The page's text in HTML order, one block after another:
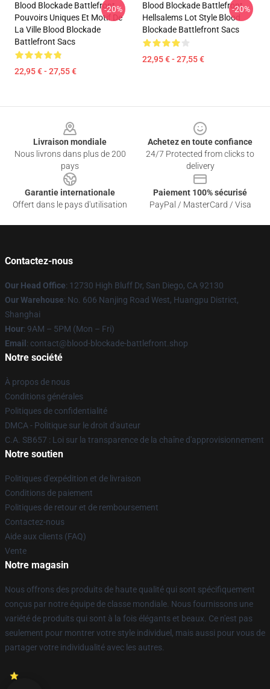
Blood Blockade Battlefront
Pouvoirs Uniques Et Motif De
La Ville Blood Blockade
Battlefront Sacs
22,95 € - 27,55 €
-20%
Blood Blockade Battlefront
Hellsalems Lot Style Blood
Blockade Battlefront Sacs
22,95 € - 27,55 €
-20%
Livraison mondiale
Nous livrons dans plus de 200
pays
Achetez en toute confiance
24/7 Protected from clicks to
delivery
Garantie internationale
Offert dans le pays d'utilisation
Paiement 100% sécurisé
PayPal / MasterCard / Visa
Contactez-nous
Our Head Office: 12730 High Bluff Dr, San Diego, CA 92130
Our Warehouse: No. 606 Nanjing Road West, Huangpu District,
Shanghai
Hour: 9AM – 5PM (Mon – Fri)
Email : contact@blood-blockade-battlefront.shop
Notre société
À propos de nous
Conditions générales
Politiques de confidentialité
DMCA - Politique sur le droit d'auteur
C.A. SB657 : Loi sur la transparence de la chaîne d'approvisionnement
Notre soutien
Politiques d'expédition et de livraison
Conditions de paiement
Politiques de retour et de remboursement
Contactez-nous
Aide aux clients (FAQ)
Vente
Notre magasin
Nous offrons des produits de haute qualité qui sont spécifiquement
conçus par notre équipe de classe mondiale. Nous fournissons une
variété de produits qui sont à la fois élégants et beaux. Ce n'est pas
seulement pour montrer votre style individuel, mais aussi pour vous de
partager votre individualité avec les autres.